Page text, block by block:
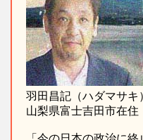
羽田昌記（ハダマサキ
山梨県富士吉田市在住